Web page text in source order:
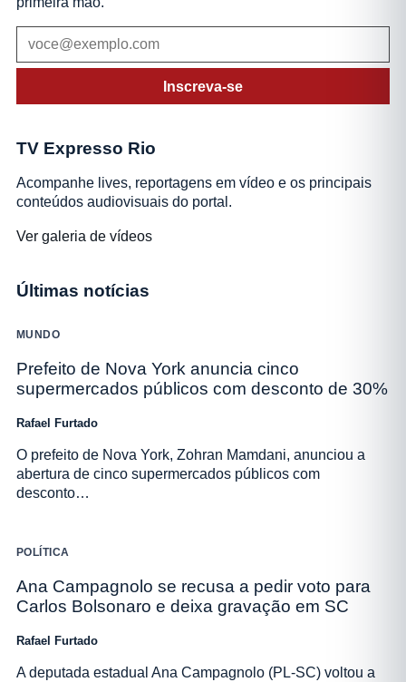
Inscreva-se
TV Expresso Rio
Acompanhe lives, reportagens em vídeo e os principais
conteúdos audiovisuais do portal.
Ver galeria de vídeos
Últimas notícias
MUNDO
Prefeito de Nova York anuncia cinco
supermercados públicos com desconto de 30%
Rafael Furtado
O prefeito de Nova York, Zohran Mamdani, anunciou a
abertura de cinco supermercados públicos com
desconto…
POLÍTICA
Ana Campagnolo se recusa a pedir voto para
Carlos Bolsonaro e deixa gravação em SC
Rafael Furtado
A deputada estadual Ana Campagnolo (PL-SC) voltou a